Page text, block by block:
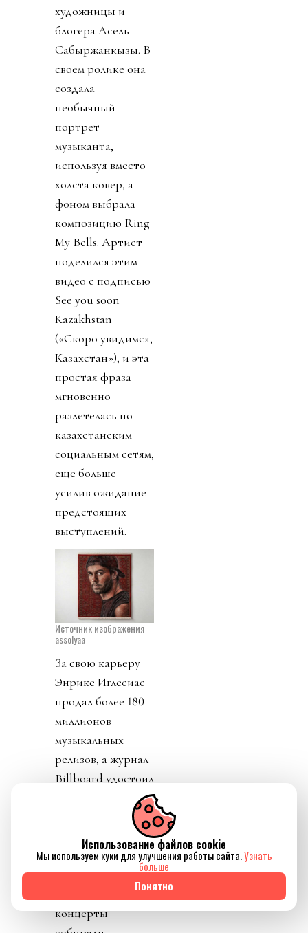
художницы и
блогера Асель
Сабыржанкызы. В
своем ролике она
создала
необычный
портрет
музыканта,
используя вместо
холста ковер, а
фоном выбрала
композицию Ring
My Bells. Артист
поделился этим
видео с подписью
See you soon
Kazakhstan
(«Скоро увидимся,
Казахстан»), и эта
простая фраза
мгновенно
разлетелась по
казахстанским
социальным сетям,
еще больше
усилив ожидание
предстоящих
выступлений.
Источник изображения
assolyaa
За свою карьеру
Энрике Иглесиас
продал более 180
миллионов
музыкальных
релизов, а журнал
Billboard удостоил
Latin Artist of All
Time. Его песни
неоднократно
возглавляли
мировые чарты, а
концерты
Использование файлов cookie
Мы используем куки для улучшения работы сайта.Узнать
больше
Понятно